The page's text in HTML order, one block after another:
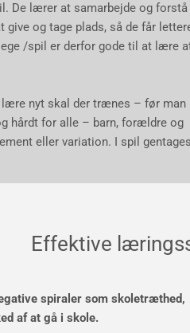
De lærer at samarbejde og forstå
og tage plads, så de får
/spil er derfor gode til at lære
lære nyt skal der trænes – før man
hårdt for alle – barn, forældre og
eller variation. I spil gentages
Effektive
spiraler som skoletræthed,
af at gå i skole.